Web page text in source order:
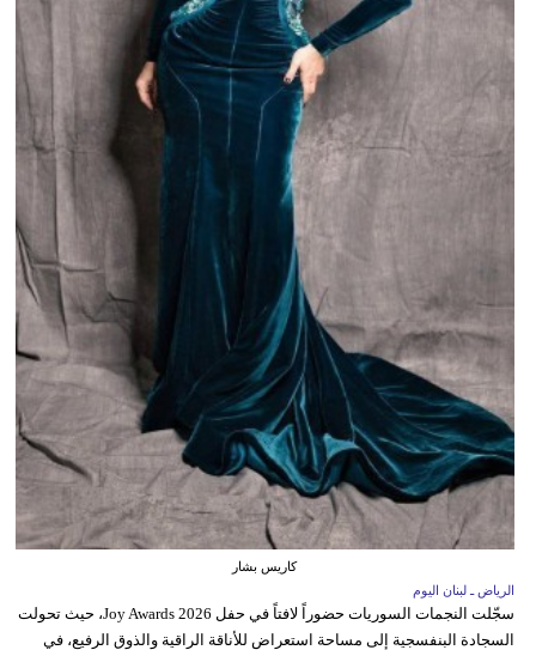
كاريس بشار
الرياض ـ لبنان اليوم
سجّلت النجمات السوريات حضوراً لافتاً في حفل Joy Awards 2026، حيث تحولت
السجادة البنفسجية إلى مساحة استعراض للأناقة الراقية والذوق الرفيع، في